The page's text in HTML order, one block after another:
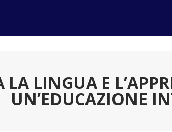
LA LINGUA E
UN’EDUCAZIONE